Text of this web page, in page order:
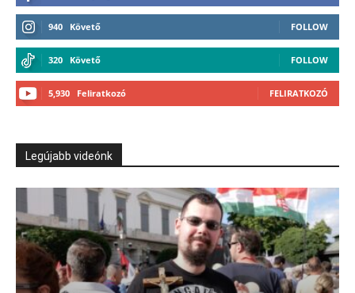
940 Követő FOLLOW
320 Követő FOLLOW
5,930 Feliratkozó FELIRATKOZÓ
Legújabb videónk